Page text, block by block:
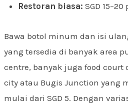
Restoran biasa: SGD
Bawa botol minum dan isi
yang tersedia di banyak area
centre, banyak juga food court
city atau Bugis Junction yang
mulai dari SGD 5. Dengan